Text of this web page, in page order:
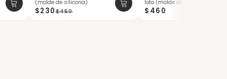
ÚLTIMAS
(molde de silicona)
$230$450
loto (molde de silicona)
$460